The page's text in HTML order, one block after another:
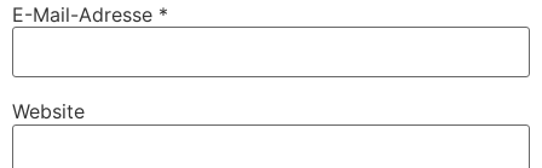
E-Mail-Adresse *
Website